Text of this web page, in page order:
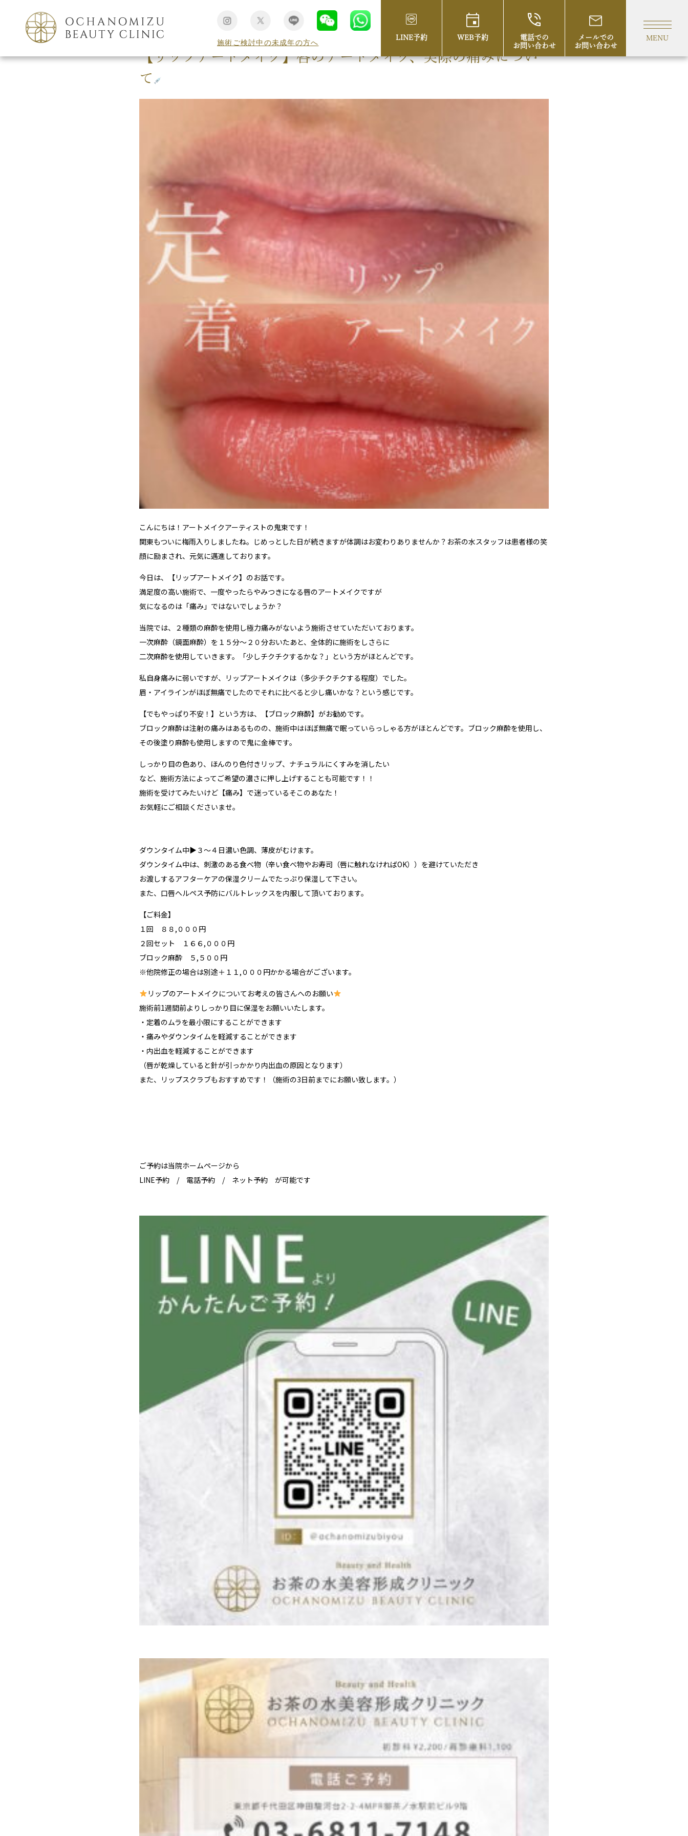
施術ご検討中の未成年の方へ
LINE予約 WEB予約
電話での
お問い合わせ
メールでの
お問い合わせ
MENU
TOP アートメイク
【リップアートメイク】唇のアートメイク、実際の痛みについ
て
こんにちは！アートメイクアーティストの鬼束です！
関東もついに梅雨入りしましたね。じめっとした日が続きますが体調はお変わりありませんか？お茶の水スタッフは患者様の笑
顔に励まされ、元気に邁進しております。
今日は、【リップアートメイク】のお話です。
満足度の高い施術で、一度やったらやみつきになる唇のアートメイクですが
気になるのは「痛み」ではないでしょうか？
当院では、２種類の麻酔を使用し極力痛みがないよう施術させていただいております。
一次麻酔（鏡面麻酔）を１５分〜２０分おいたあと、全体的に施術をしさらに
二次麻酔を使用していきます。「少しチクチクするかな？」という方がほとんどです。
私自身痛みに弱いですが、リップアートメイクは（多少チクチクする程度）でした。
眉・アイラインがほぼ無痛でしたのでそれに比べると少し痛いかな？という感じです。
【でもやっぱり不安！】という方は、【ブロック麻酔】がお勧めです。
ブロック麻酔は注射の痛みはあるものの、施術中はほぼ無痛で眠っていらっしゃる方がほとんどです。ブロック麻酔を使用し、
その後塗り麻酔も使用しますので鬼に金棒です。
しっかり目の色あり、ほんのり色付きリップ、ナチュラルにくすみを消したい
など、施術方法によってご希望の濃さに押し上げすることも可能です！！
施術を受けてみたいけど【痛み】で迷っているそこのあなた！
お気軽にご相談くださいませ。
ダウンタイム中▶︎３〜４日濃い色調、薄皮がむけます。
ダウンタイム中は、刺激のある食べ物（辛い食べ物やお寿司（唇に触れなければOK））を避けていただき
お渡しするアフターケアの保湿クリームでたっぷり保湿して下さい。
また、口唇ヘルペス予防にバルトレックスを内服して頂いております。
【ご料金】
１回 ８８,０００円
２回セット １６６,０００円
ブロック麻酔 ５,５００円
※他院修正の場合は別途＋１１,０００円かかる場合がございます。
リップのアートメイクについてお考えの皆さんへのお願い
施術前1週間前よりしっかり目に保湿をお願いいたします。
・定着のムラを最小限にすることができます
・痛みやダウンタイムを軽減することができます
・内出血を軽減することができます
（唇が乾燥していると針が引っかかり内出血の原因となります）
また、リップスクラブもおすすめです！（施術の3日前までにお願い致します。）
ご予約は当院ホームページから
LINE予約 / 電話予約 / ネット予約 が可能です